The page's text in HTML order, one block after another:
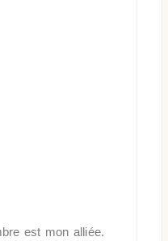
est mon alliée.